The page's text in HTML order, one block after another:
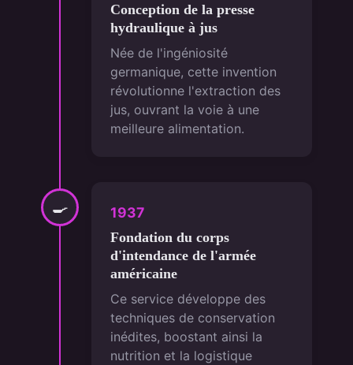
Conception de la presse
hydraulique à jus
Née de l'ingéniosité
germanique, cette invention
révolutionne l'extraction des
jus, ouvrant la voie à une
meilleure alimentation.
🍳 1937
Fondation du corps
d'intendance de l'armée
américaine
Ce service développe des
techniques de conservation
inédites, boostant ainsi la
nutrition et la logistique